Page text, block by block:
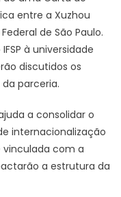
entre a Xuzhou
de São Paulo.
à universidade
discutidos os
parceria.
a consolidar o
internacionalização
com a
a estrutura da